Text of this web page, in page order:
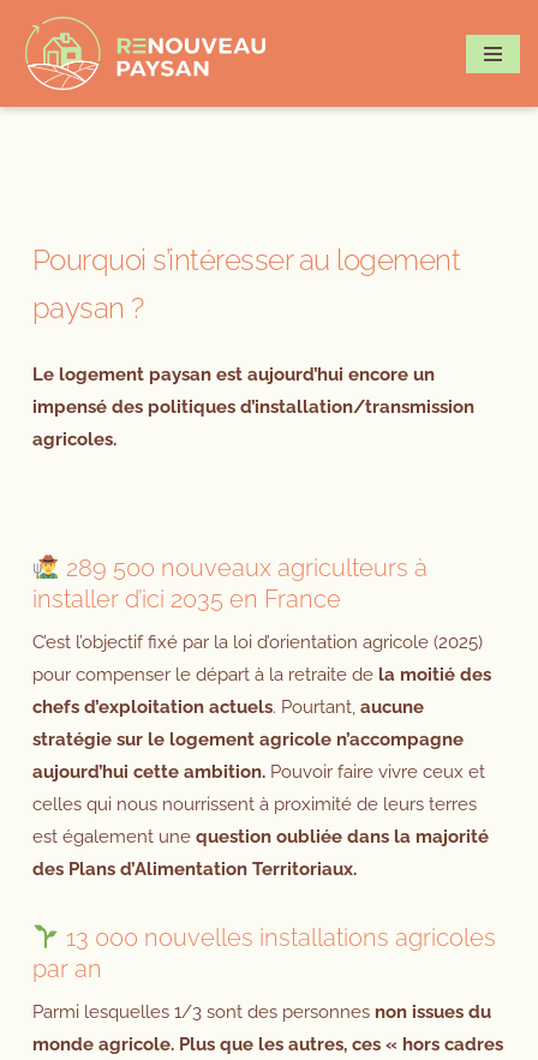
Aller
Pourquoi s’intéresser au logement
paysan ?
Le logement paysan est aujourd’hui encore un
impensé des politiques d’installation/transmission
agricoles.
289 500 nouveaux agriculteurs à
installer d’ici 2035 en France
C’est l’objectif fixé par la loi d’orientation agricole (2025)
pour compenser le départ à la retraite de la moitié des
chefs d’exploitation actuels. Pourtant, aucune
stratégie sur le logement agricole n’accompagne
aujourd’hui cette ambition. Pouvoir faire vivre ceux et
celles qui nous nourrissent à proximité de leurs terres
est également une question oubliée dans la majorité
des Plans d’Alimentation Territoriaux.
13 000 nouvelles installations agricoles
par an
Parmi lesquelles 1/3 sont des personnes non issues du
monde agricole. Plus que les autres, ces « hors cadres